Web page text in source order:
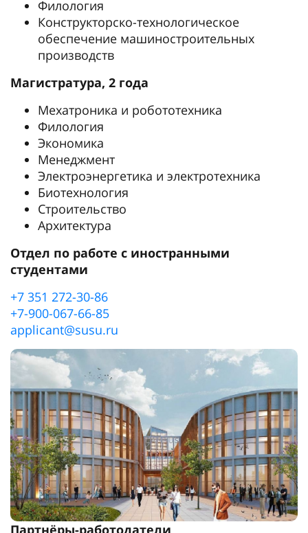
Филология
Конструкторско-технологическое
обеспечение машиностроительных
производств
Магистратура, 2 года
Мехатроника и робототехника
Филология
Экономика
Менеджмент
Электроэнергетика и электротехника
Биотехнология
Строительство
Архитектура
Отдел по работе с иностранными
студентами
+7 351 272-30-86
+7-900-067-66-85
applicant@susu.ru
Партнёры-работодатели